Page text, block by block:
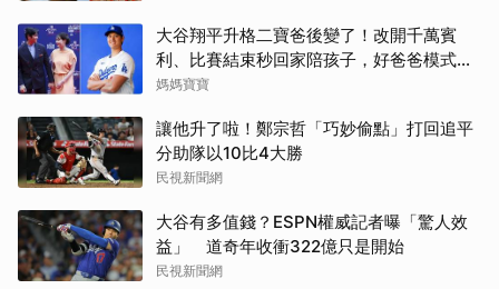
大谷翔平升格二寶爸後變了！改開千萬賓
利、比賽結束秒回家陪孩子，好爸爸模式全
開
媽媽寶寶
讓他升了啦！鄭宗哲「巧妙偷點」打回追平
分助隊以10比4大勝
民視新聞網
大谷有多值錢？ESPN權威記者曝「驚人效
益」 道奇年收衝322億只是開始
民視新聞網